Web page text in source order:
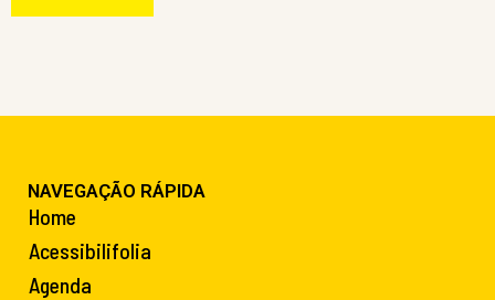
NAVEGAÇÃO RÁPIDA
Home
Acessibilifolia
Agenda